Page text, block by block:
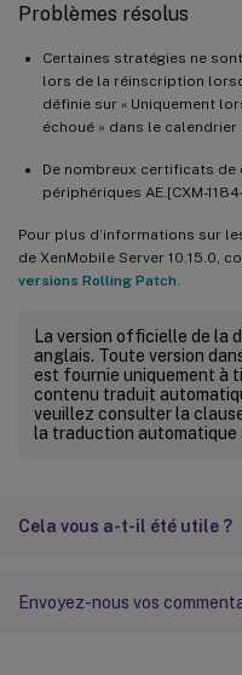
Problèmes résolus
Certaines stratégies ne
lors de la réinscription
définie sur « Uniquement
échoué » dans le
De nombreux certificats de
périphériques AE.[CXM-
Pour plus d’informations sur
de XenMobile Server 10.15.0,
versions Rolling Patch
La version officielle de la
anglais. Toute version
est fournie uniquement à
contenu traduit
veuillez consulter la
la traduction automatique
Cela vous a-t-il été utile ?
Envoyez-nous vos